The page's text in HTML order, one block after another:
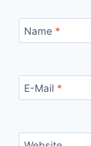
Name *
E-Mail *